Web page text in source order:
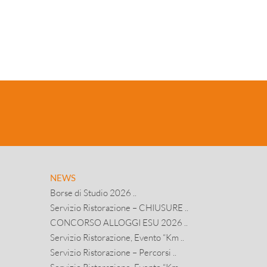
NEWS
Borse di Studio 2026 ..
Servizio Ristorazione – CHIUSURE ..
CONCORSO ALLOGGI ESU 2026 ..
Servizio Ristorazione, Evento “Km ..
Servizio Ristorazione – Percorsi ..